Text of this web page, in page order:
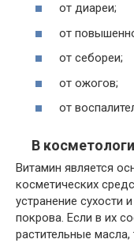
от диареи;
от
от себореи;
от ожогов;
от
В
Витамин является
косметических
устранение
покрова. Если в их
растительные